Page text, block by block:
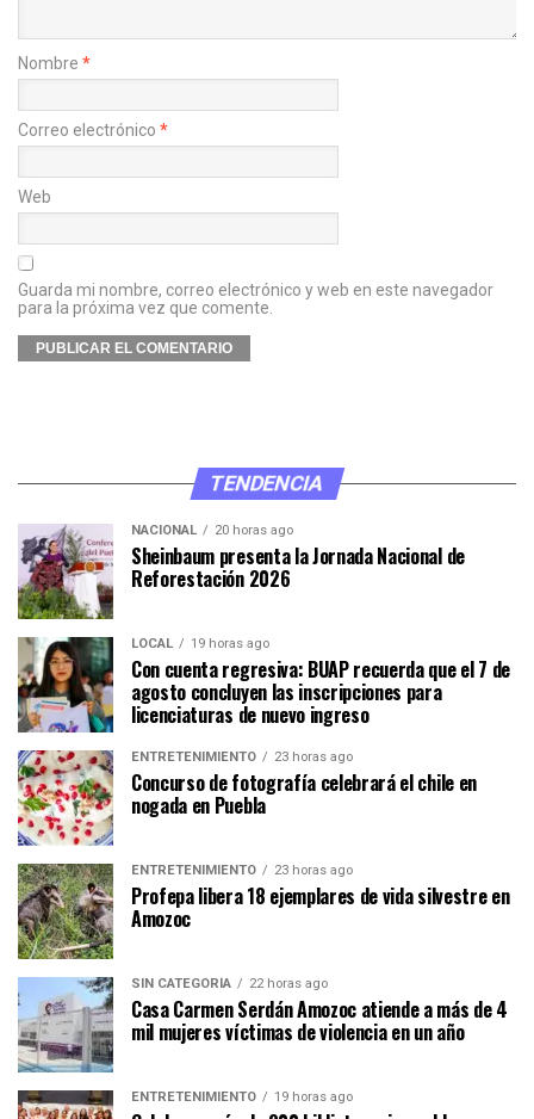
Nombre *
Correo electrónico *
Web
Guarda mi nombre, correo electrónico y web en este navegador
para la próxima vez que comente.
TENDENCIA
NACIONAL 20 horas ago
Sheinbaum presenta la Jornada Nacional de
Reforestación 2026
LOCAL 19 horas ago
Con cuenta regresiva: BUAP recuerda que el 7 de
agosto concluyen las inscripciones para
licenciaturas de nuevo ingreso
ENTRETENIMIENTO 23 horas ago
Concurso de fotografía celebrará el chile en
nogada en Puebla
ENTRETENIMIENTO 23 horas ago
Profepa libera 18 ejemplares de vida silvestre en
Amozoc
SIN CATEGORÍA 22 horas ago
Casa Carmen Serdán Amozoc atiende a más de 4
mil mujeres víctimas de violencia en un año
ENTRETENIMIENTO 19 horas ago